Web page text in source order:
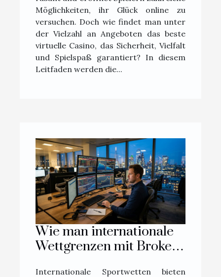
Möglichkeiten, ihr Glück online zu
versuchen. Doch wie findet man unter
der Vielzahl an Angeboten das beste
virtuelle Casino, das Sicherheit, Vielfalt
und Spielspaß garantiert? In diesem
Leitfaden werden die...
Wie man internationale
Wettgrenzen mit Brokern
Internationale Sportwetten bieten